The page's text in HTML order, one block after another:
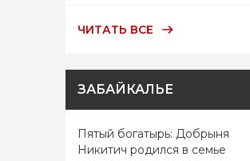
ЧИТАТЬ ВСЕ
ЗАБАЙКАЛЬЕ
Пятый богатырь: Добрыня
Никитич родился в семье